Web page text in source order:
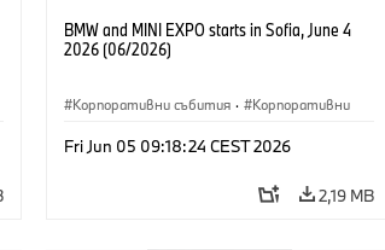
BMW and MINI EXPO starts in Sofia, June 4
2026 (06/2026)
Корпоративни събития · Корпоративни
Fri Jun 05 09:18:24 CEST 2026
2,19 MB